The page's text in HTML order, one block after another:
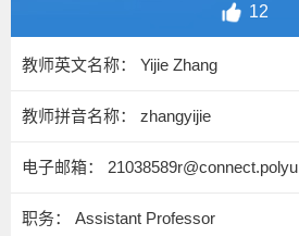
12
教师英文名称： Yijie Zhang
教师拼音名称： zhangyijie
电子邮箱：
职务： Assistant Professor